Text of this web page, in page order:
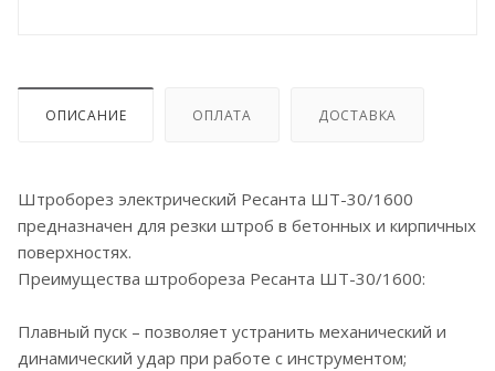
ОПИСАНИЕ ОПЛАТА ДОСТАВКА
Штроборез электрический Ресанта ШТ-30/1600
предназначен для резки штроб в бетонных и кирпичных
поверхностях.
Преимущества штробореза Ресанта ШТ-30/1600:
Плавный пуск – позволяет устранить механический и
динамический удар при работе с инструментом;